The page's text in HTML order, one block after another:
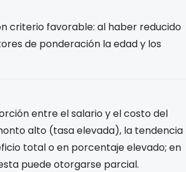
criterio favorable: al haber reducido
de ponderación la edad y los
entre el salario y el costo del
alto (tasa elevada), la tendencia
total o en porcentaje elevado; en
puede otorgarse parcial.